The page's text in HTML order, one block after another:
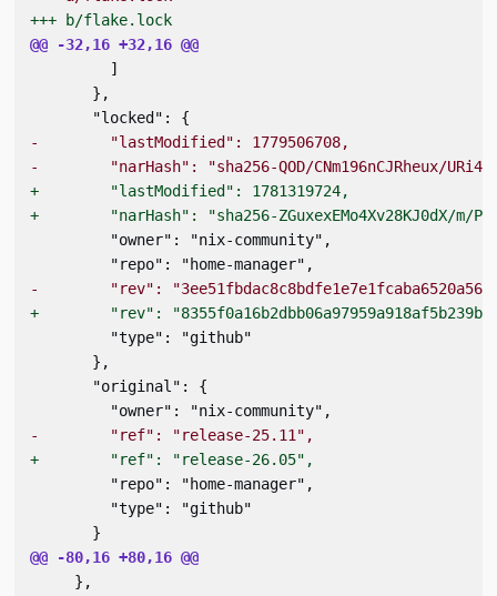
+++ b/flake.lock
@@ -32,16 +32,16 @@
         ]
       },
       "locked": {
-        "lastModified": 1779506708,
-        "narHash": "sha256-QOD/CNm196nCJRheux/URi4/
+        "lastModified": 1781319724,
+        "narHash": "sha256-ZGuxexEMo4Xv28KJ0dX/m/
         "owner": "nix-community",
         "repo": "home-manager",
-        "rev":
+        "rev":
         "type": "github"
       },
       "original": {
         "owner": "nix-community",
-        "ref": "release-25.11",
+        "ref": "release-26.05",
         "repo": "home-manager",
         "type": "github"
       }
@@ -80,16 +80,16 @@
     },